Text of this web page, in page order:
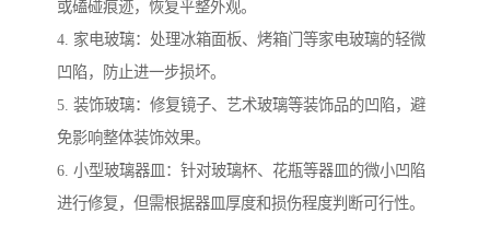
或磕碰痕迹，恢复平整外观。
4. 家电玻璃：处理冰箱面板、烤箱门等家电玻璃的轻微
凹陷，防止进一步损坏。
5. 装饰玻璃：修复镜子、艺术玻璃等装饰品的凹陷，避
免影响整体装饰效果。
6. 小型玻璃器皿：针对玻璃杯、花瓶等器皿的微小凹陷
进行修复，但需根据器皿厚度和损伤程度判断可行性。